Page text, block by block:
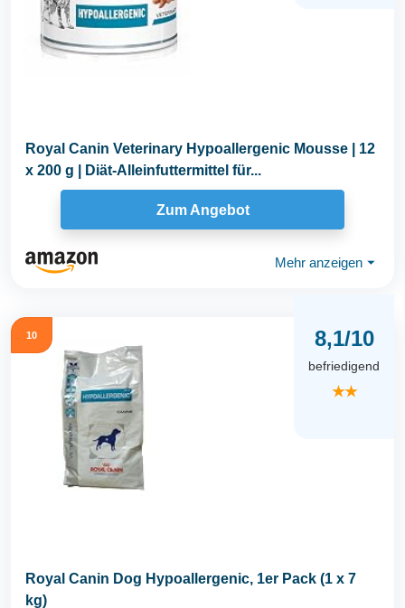
Royal Canin Veterinary Hypoallergenic Mousse | 12
x 200 g | Diät-Alleinfuttermittel für...
Zum Angebot
Mehr anzeigen ⏷
10 8,1/10
befriedigend
★★
Royal Canin Dog Hypoallergenic, 1er Pack (1 x 7
kg)